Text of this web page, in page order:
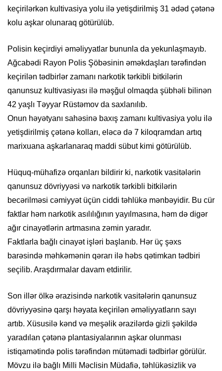
keçirilərkən kultivasiya yolu ilə yetişdirilmiş 31 ədəd çətənə
kolu aşkar olunaraq götürülüb.
Polisin keçirdiyi əməliyyatlar bununla da yekunlaşmayıb.
Ağcabədi Rayon Polis Şöbəsinin əməkdaşları tərəfindən
keçirilən tədbirlər zamanı narkotik tərkibli bitkilərin
qanunsuz kultivasiyası ilə məşğul olmaqda şübhəli bilinən
42 yaşlı Təyyar Rüstəmov da saxlanılıb.
Onun həyətyanı sahəsinə baxış zamanı kultivasiya yolu ilə
yetişdirilmiş çətənə kolları, eləcə də 7 kiloqramdan artıq
marixuana aşkarlanaraq maddi sübut kimi götürülüb.
Hüquq-mühafizə orqanları bildirir ki, narkotik vasitələrin
qanunsuz dövriyyəsi və narkotik tərkibli bitkilərin
becərilməsi cəmiyyət üçün ciddi təhlükə mənbəyidir. Bu cür
faktlar həm narkotik asılılığının yayılmasına, həm də digər
ağır cinayətlərin artmasına zəmin yaradır.
Faktlarla bağlı cinayət işləri başlanıb. Hər üç şəxs
barəsində məhkəmənin qərarı ilə həbs qətimkan tədbiri
seçilib. Araşdırmalar davam etdirilir.
Son illər ölkə ərazisində narkotik vasitələrin qanunsuz
dövriyyəsinə qarşı həyata keçirilən əməliyyatların sayı
artıb. Xüsusilə kənd və meşəlik ərazilərdə gizli şəkildə
yaradılan çətənə plantasiyalarının aşkar olunması
istiqamətində polis tərəfindən mütəmadi tədbirlər görülür.
Mövzu ilə bağlı Milli Məclisin Müdafiə, təhlükəsizlik və